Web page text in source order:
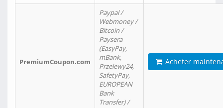
PremiumCoupon.com
Paypal /
Webmoney /
Bitcoin /
Paysera
(EasyPay,
mBank,
Przelewy24,
SafetyPay,
EUROPEAN
Bank
Transfer) /
Acheter